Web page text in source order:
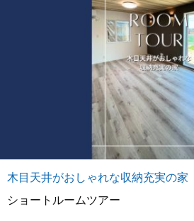
木目天井がおしゃれな収納充実の家
ショートルームツアー